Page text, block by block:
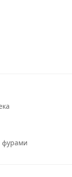
фурами